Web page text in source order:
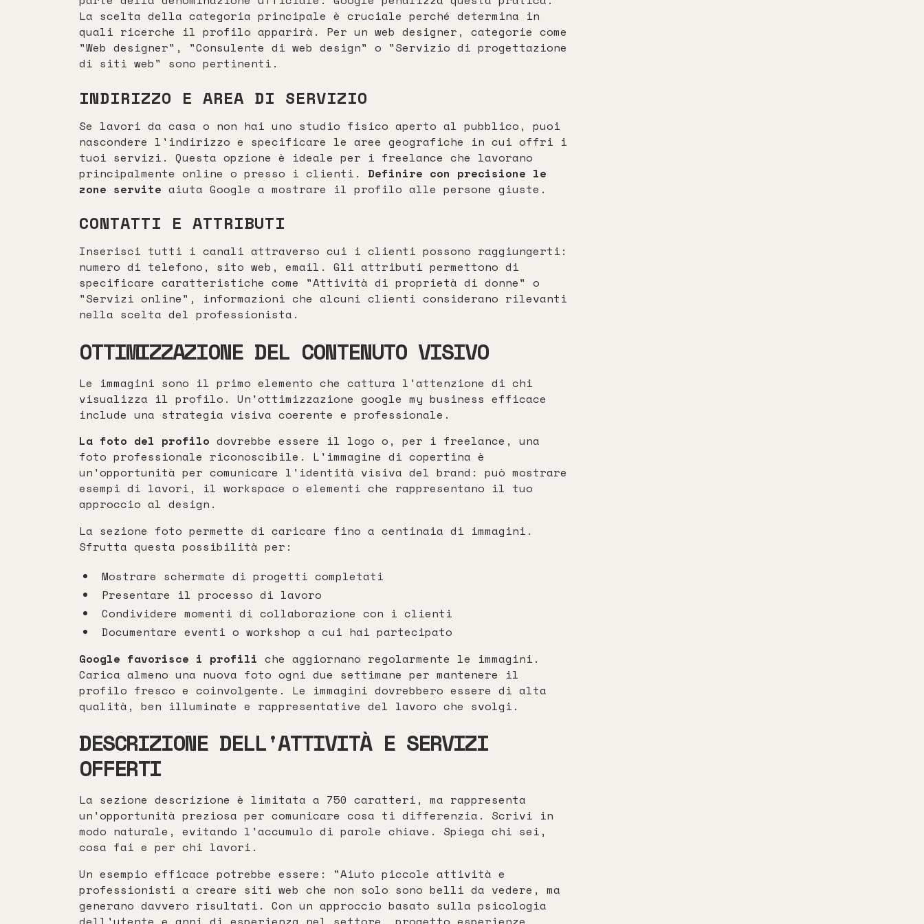
La scelta della categoria principale è cruciale perché determina in
quali ricerche il profilo apparirà. Per un web designer, categorie come
"Web designer", "Consulente di web design" o "Servizio di progettazione
di siti web" sono pertinenti.
INDIRIZZO E AREA DI SERVIZIO
Se lavori da casa o non hai uno studio fisico aperto al pubblico, puoi
nascondere l'indirizzo e specificare le aree geografiche in cui offri i
tuoi servizi. Questa opzione è ideale per i freelance che lavorano
principalmente online o presso i clienti. Definire con precisione le
zone servite aiuta Google a mostrare il profilo alle persone giuste.
CONTATTI E ATTRIBUTI
Inserisci tutti i canali attraverso cui i clienti possono raggiungerti:
numero di telefono, sito web, email. Gli attributi permettono di
specificare caratteristiche come "Attività di proprietà di donne" o
"Servizi online", informazioni che alcuni clienti considerano rilevanti
nella scelta del professionista.
OTTIMIZZAZIONE DEL CONTENUTO VISIVO
Le immagini sono il primo elemento che cattura l'attenzione di chi
visualizza il profilo. Un'ottimizzazione google my business efficace
include una strategia visiva coerente e professionale.
La foto del profilo dovrebbe essere il logo o, per i freelance, una
foto professionale riconoscibile. L'immagine di copertina è
un'opportunità per comunicare l'identità visiva del brand: può mostrare
esempi di lavori, il workspace o elementi che rappresentano il tuo
approccio al design.
La sezione foto permette di caricare fino a centinaia di immagini.
Sfrutta questa possibilità per:
Mostrare schermate di progetti completati
Presentare il processo di lavoro
Condividere momenti di collaborazione con i clienti
Documentare eventi o workshop a cui hai partecipato
Google favorisce i profili che aggiornano regolarmente le immagini.
Carica almeno una nuova foto ogni due settimane per mantenere il
profilo fresco e coinvolgente. Le immagini dovrebbero essere di alta
qualità, ben illuminate e rappresentative del lavoro che svolgi.
DESCRIZIONE DELL'ATTIVITÀ E SERVIZI
OFFERTI
La sezione descrizione è limitata a 750 caratteri, ma rappresenta
un'opportunità preziosa per comunicare cosa ti differenzia. Scrivi in
modo naturale, evitando l'accumulo di parole chiave. Spiega chi sei,
cosa fai e per chi lavori.
Un esempio efficace potrebbe essere: "Aiuto piccole attività e
professionisti a creare siti web che non solo sono belli da vedere, ma
generano davvero risultati. Con un approccio basato sulla psicologia